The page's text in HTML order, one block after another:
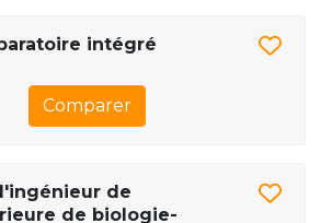
intégré
Comparer
de
de biologie-